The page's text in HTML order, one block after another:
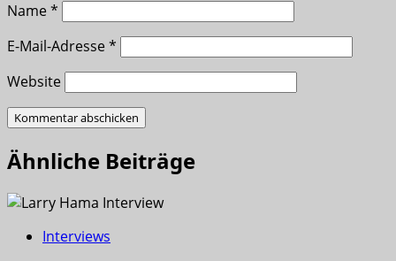
Name*
E-Mail-Adresse*
Website
Ähnliche Beiträge
Interviews